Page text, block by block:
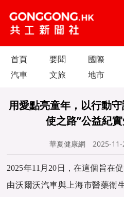
首頁 要聞 國際
汽車
文旅 地市
用愛點亮童年，以行動
使之路”公益紀
華夏健康網 2025-
2025年11月20日，在這個旨在
由沃爾沃汽車與上海市醫藥衛